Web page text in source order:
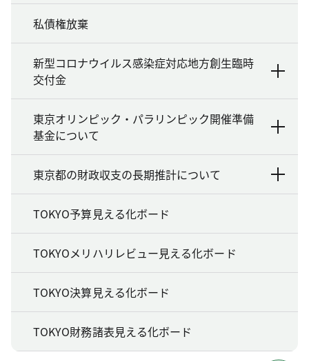
私債権放棄
新型コロナウイルス感染症対応地方創生臨時
交付金
東京オリンピック・パラリンピック開催準備
基金について
東京都の財政収支の長期推計について
TOKYO予算見える化ボード
TOKYOメリハリレビュー見える化ボード
TOKYO決算見える化ボード
TOKYO財務諸表見える化ボード